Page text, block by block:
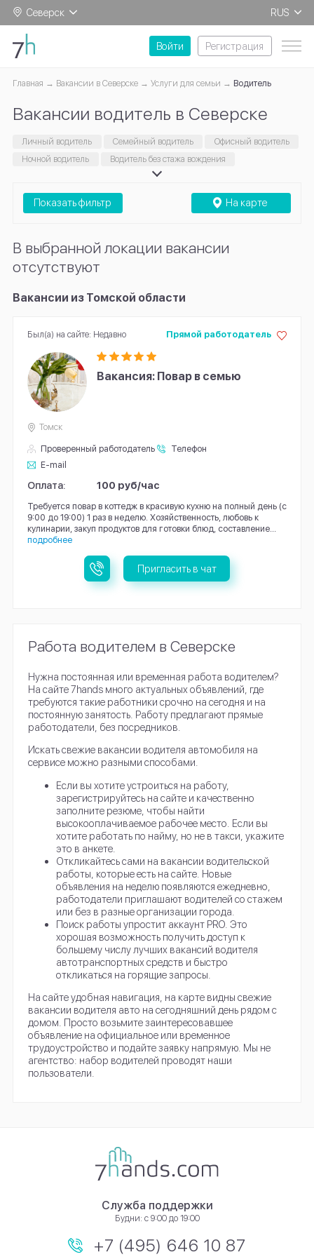
Северск
RUS
EN
Войти
Регистрация
Главная Вакансии в Северске Услуги для семьи Водитель
Вакансии водитель в Северске
Личный водитель Семейный водитель
Офисный водитель
Ночной водитель
Водитель без стажа вождения
На карте
Показать фильтр
В выбранной локации вакансии
отсутствуют
Вакансии из Томской области
Вакансия: Повар в семью
Проверенный работодатель
Телефон
E-mail
Прямой работодатель
Томск
Оплата: 100 руб/час
Требуется повар в коттедж в красивую кухню на полный день (с
9:00 до 19:00) 1 раз в неделю. Хозяйственность, любовь к
кулинарии, закуп продуктов для готовки блюд, составление...
подробнее
Был(а) на сайте: Недавно
Пригласить в чат
Работа водителем в Северске
Нужна постоянная или временная работа водителем?
На сайте 7hands много актуальных объявлений, где
требуются такие работники срочно на сегодня и на
постоянную занятость. Работу предлагают прямые
работодатели, без посредников.
Искать свежие вакансии водителя автомобиля на
сервисе можно разными способами.
Если вы хотите устроиться на работу,
зарегистрируйтесь на сайте и качественно
заполните резюме, чтобы найти
высокооплачиваемое рабочее место. Если вы
хотите работать по найму, но не в такси, укажите
это в анкете.
Откликайтесь сами на вакансии водительской
работы, которые есть на сайте. Новые
объявления на неделю появляются ежедневно,
работодатели приглашают водителей со стажем
или без в разные организации города.
Поиск работы упростит аккаунт PRO. Это
хорошая возможность получить доступ к
большему числу лучших вакансий водителя
автотранспортных средств и быстро
откликаться на горящие запросы.
На сайте удобная навигация, на карте видны свежие
вакансии водителя авто на сегодняшний день рядом с
домом. Просто возьмите заинтересовавшее
объявление на официальное или временное
трудоустройство и подайте заявку напрямую. Мы не
агентство: набор водителей проводят наши
пользователи.
Служба поддержки
Будни: с 9:00 до 19:00
+7 (495) 646 10 87